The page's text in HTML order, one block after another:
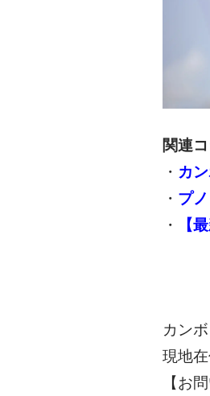
関連
・ カ
・ プ
・
【
カン
現地
【お